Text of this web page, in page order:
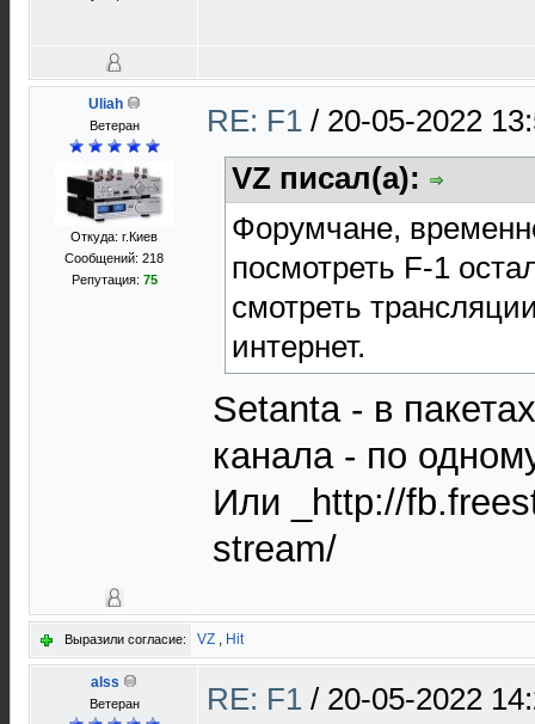
Uliah
Ветеран
Откуда: г.Киев
Сообщений: 218
Репутация: 75
RE: F1 / 20-05-2022
VZ писал(а):
Форумчане,
посмотреть F-1
смотреть
интернет.
Setanta - в
канала - по
Или _http://
stream/
Выразили согласие: VZ , Hit
alss
Ветеран RE: F1 / 20-05-2022